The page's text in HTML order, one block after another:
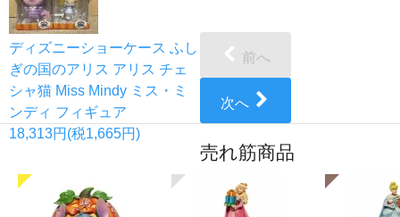
ディズニーショーケース ふし
ぎの国のアリス アリス チェ
シャ猫 Miss Mindy ミス・ミ
ンディ フィギュア
18,313円(税1,665円)
前へ
次へ
売れ筋商品